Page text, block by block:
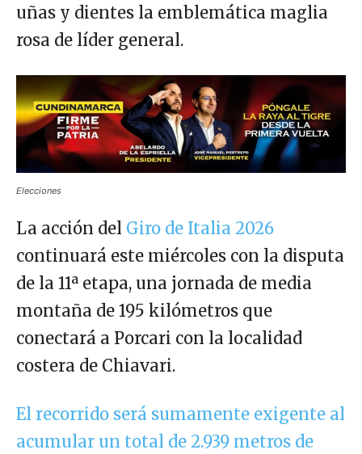
uñas y dientes la emblemática maglia
rosa de líder general.
Elecciones
La acción del Giro de Italia 2026
continuará este miércoles con la disputa
de la 11ª etapa, una jornada de media
montaña de 195 kilómetros que
conectará a Porcari con la localidad
costera de Chiavari.
El recorrido será sumamente exigente al
acumular un total de 2.939 metros de